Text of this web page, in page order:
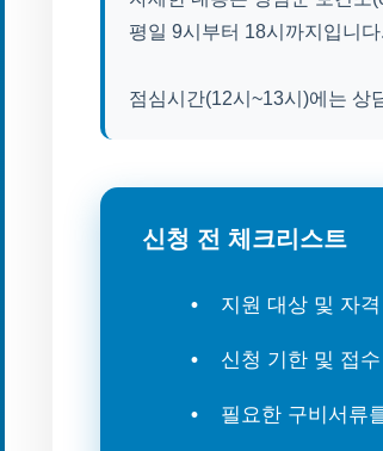
평일 9시부터 18시까지입니다.
점심시간(12시~13시)에는 상
신청 전 체크리스트
지원 대상 및 자
신청 기한 및 접
필요한 구비서류